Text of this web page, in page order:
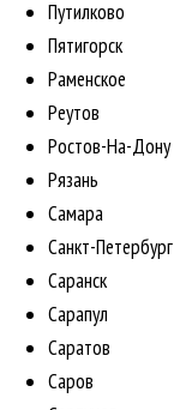
Путилково
Пятигорск
Раменское
Реутов
Ростов-На-Дону
Рязань
Самара
Санкт-Петербург
Саранск
Сарапул
Саратов
Саров